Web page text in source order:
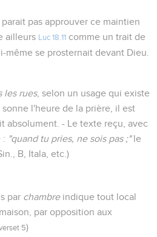
pas approuver ce maintien
ailleurs
Luc 18.11 comme un trait de
même se prosternait devant Dieu.
les rues, selon un usage qui existe
l'heure de la prière, il est
absolument. - Le texte reçu, avec
: "quand tu pries, ne sois pas ;"le
B, Itala, etc.)
par chambreindique tout local
par opposition aux
5)